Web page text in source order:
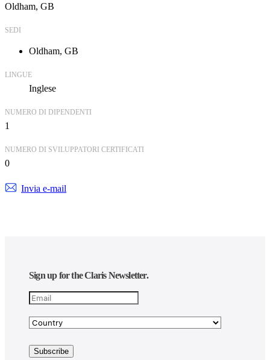
Oldham, GB
SEDI
Oldham, GB
LINGUE
Inglese
NUMERO DI DIPENDENTI
1
NUMERO DI SVILUPPATORI CERTIFICATI
0
Invia e-mail
Sign up for the Claris Newsletter.